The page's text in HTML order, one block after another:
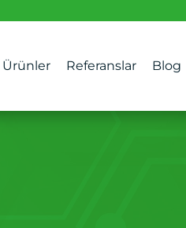
Ürünler Referanslar Blog